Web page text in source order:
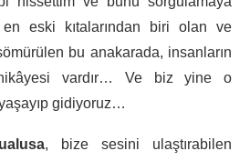
en eski kıtalarından biri olan ve
bu anakarada, insanların
vardır… Ve biz yine o
gidiyoruz…
, bize sesini ulaştırabilen